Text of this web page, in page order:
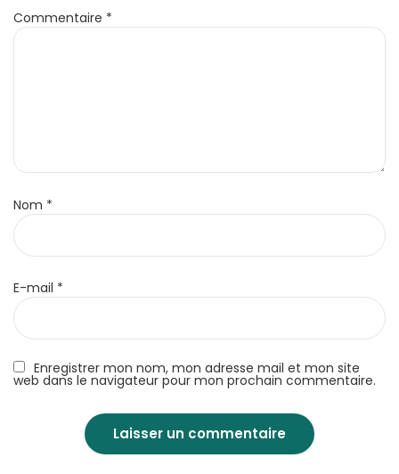
Enregistrer mon nom, mon adresse mail et mon site
web dans le navigateur pour mon prochain commentaire.
Commentaire *
Nom *
E-mail *